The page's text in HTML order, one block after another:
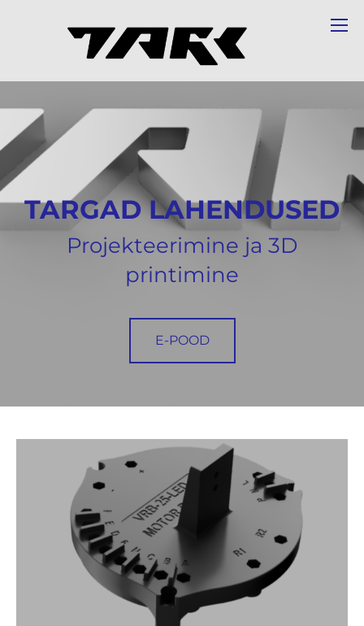
TARGAD LAHENDUSED
Projekteerimine ja 3D
printimine
E-POOD